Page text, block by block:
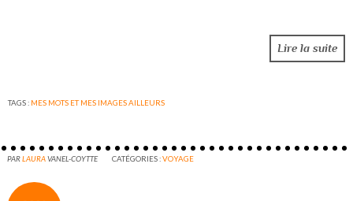
Lire la suite
TAGS : MES MOTS ET MES IMAGES AILLEURS
PARLAURAVANEL-COYTTE CATÉGORIES :VOYAGE